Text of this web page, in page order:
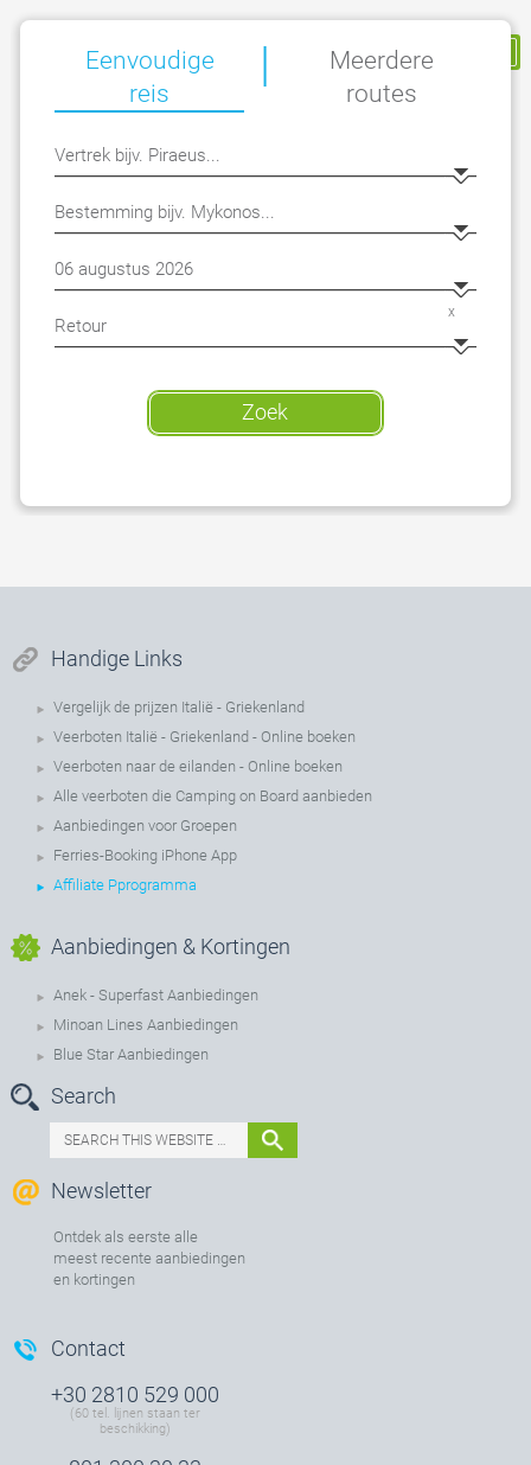
Mijn Reservering
Eenvoudige
reis
x
Zoek
|
Meerdere
routes
Handige Links
Vergelijk de prijzen Italië - Griekenland
Veerboten Italië - Griekenland - Online boeken
Veerboten naar de eilanden - Online boeken
Alle veerboten die Camping on Board aanbieden
Aanbiedingen voor Groepen
Ferries-Booking iPhone App
Affiliate Pprogramma
Aanbiedingen & Kortingen
Anek - Superfast Aanbiedingen
Minoan Lines Aanbiedingen
Blue Star Aanbiedingen
Search
Newsletter
Ontdek als eerste alle
meest recente aanbiedingen
en kortingen
Contact
+30 2810 529 000
(60 tel. lijnen staan ter
beschikking)